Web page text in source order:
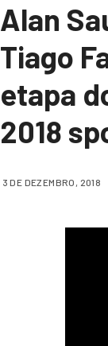
Alan
Tiago
etapa
2018
3 DE DEZEMBRO, 2018